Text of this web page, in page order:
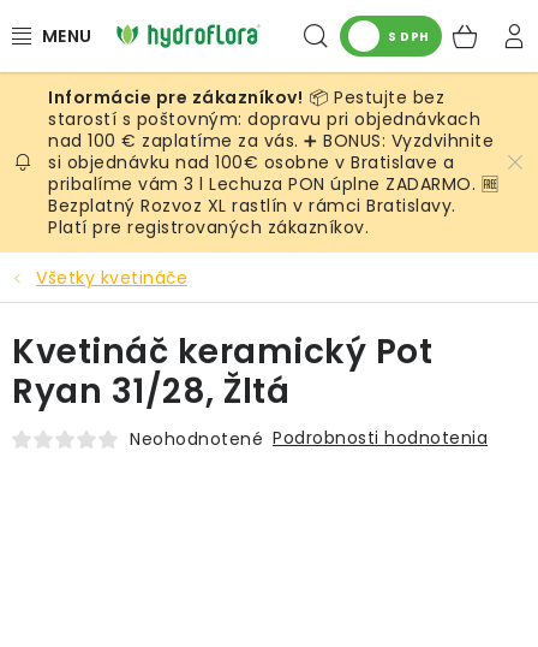
na
Hľadať
S DPH
RASTLINY
UMELÉ RASTLINY
KVETINÁČE
SUBSTRÁTY A PRÍSLUŠENSTVO
SERVIS INTERIÉROVEJ ZELENE
MACHY
📦 Pestujte bez
starostí s poštovným: dopravu pri objednávkach
nad 100 € zaplatíme za vás. ➕ BONUS: Vyzdvihnite
si objednávku nad 100€ osobne v Bratislave a
pribalíme vám 3 l Lechuza PON úplne ZADARMO. 🆓
Bezplatný Rozvoz XL rastlín v rámci Bratislavy.
Platí pre registrovaných zákazníkov.
Všetky kvetináče
Kvetináč keramický Pot
Ryan 31/28, Žltá
Neohodnotené Podrobnosti hodnotenia